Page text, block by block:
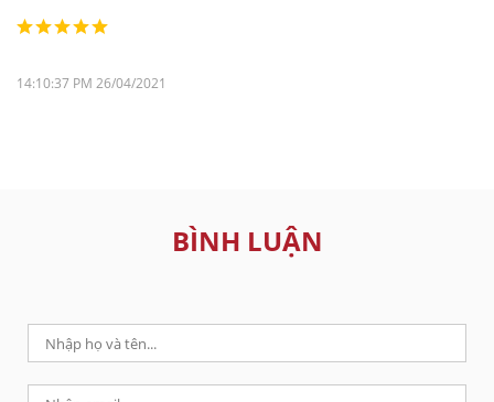
14:10:37 PM 26/04/2021
BÌNH LUẬN